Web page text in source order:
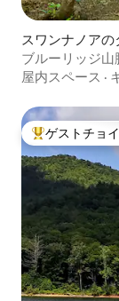
スワンナノアの
ブルーリッジ山
The Starling
屋内スペース ·
大好評のゲスト
ゲストチョ